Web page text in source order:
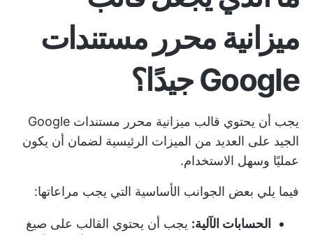
ميزانية محرر مستندات
Google جيدًا؟
يجب أن يحتوي قالب ميزانية محرر مستندات Google
الجيد على العديد من الميزات الرئيسية لضمان أن يكون
عمليًا وسهل الاستخدام.
فيما يلي بعض الجوانب الأساسية التي يجب مراعاتها:
الحسابات الآلية: يجب أن يحتوي القالب على صيغ